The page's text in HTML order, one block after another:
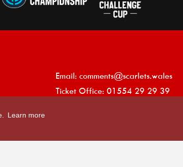
Learn more
Email: comments@scarlets.wales
Ticket Office: 01554 29 29 39